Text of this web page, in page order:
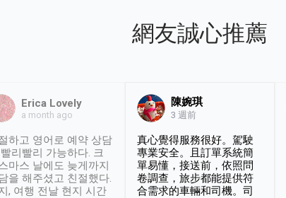
網友誠心推薦
Erica Lovely
a month ago
하고 영어로 예약 상담
리빨리 가능하다. 크
마스 날에도 늦게까지
을 해주셨고 친절했다.
, 여행 전날 현지 시간
陳婉琪
3 週前
真心覺得服務很好。駕駛
專業安全。且訂單系統簡
單易懂，接送前，依照問
卷調查，旅步都能提供符
合需求的車輛和司機。司